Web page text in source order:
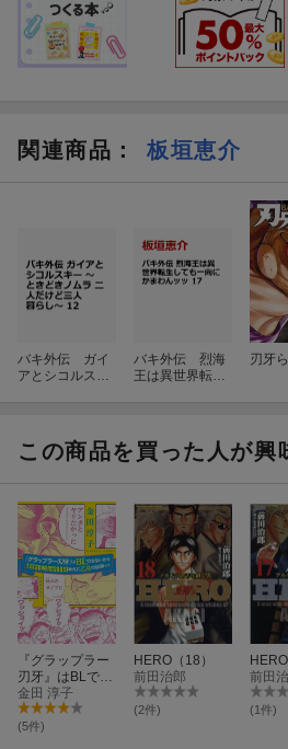
関連商品 ： 板垣恵介
バキ外伝 ガイ
アとシコルスキ
し〜 12
バキ外伝 烈海
王は異世界転生
刃牙
この商品を買った人が興
『グラップラー
刃牙』はBLでは
ないかと1日30
時間300日考え
た乙女の記録ッ
金田 淳子
(5件)
HERO（18）
前田治郎
(2件)
前田
(1件)